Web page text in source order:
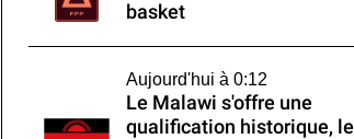
basket
Aujourd'hui à 0:12
Le Malawi s'offre une
qualification historique, le